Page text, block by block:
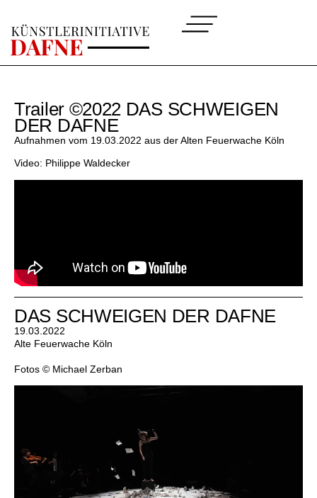
Trailer ©2022 DAS SCHWEIGEN
DER DAFNE
Aufnahmen vom 19.03.2022 aus der Alten Feuerwache Köln
Video: Philippe Waldecker
DAS SCHWEIGEN DER DAFNE
19.03.2022
Alte Feuerwache Köln
Fotos © Michael Zerban